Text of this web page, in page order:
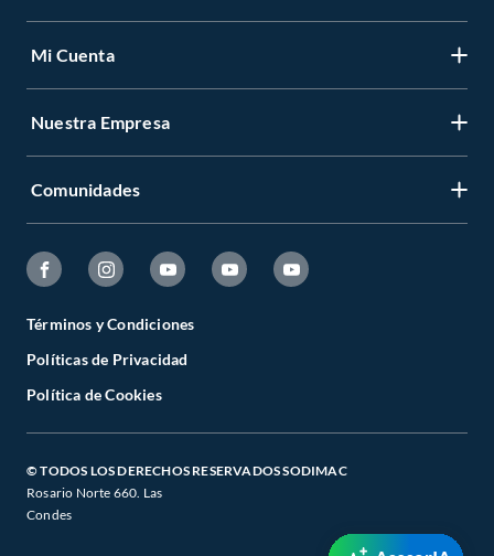
Mi Cuenta
Nuestra Empresa
Comunidades
Términos y Condiciones
Políticas de Privacidad
Política de Cookies
© TODOS LOS DERECHOS RESERVADOS SODIMAC
Rosario Norte 660. Las
Condes